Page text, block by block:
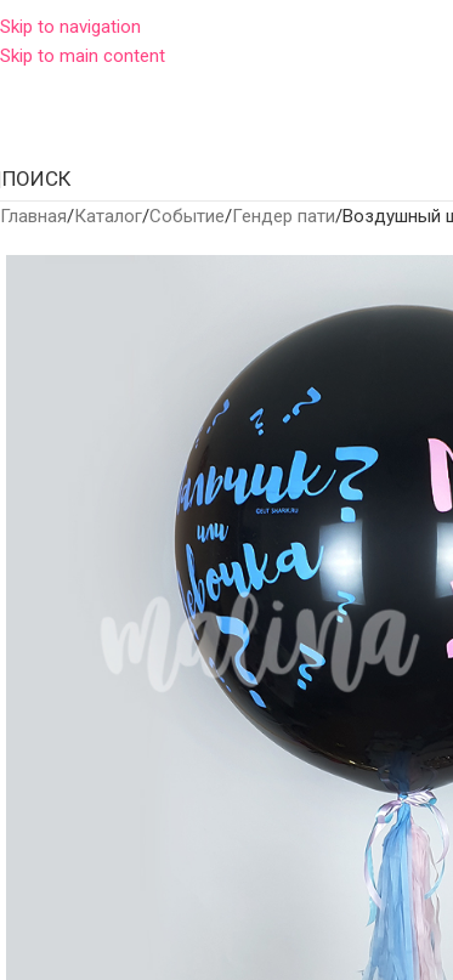
Skip to navigation
Skip to main content
ПОИСК
Главная Каталог Событие Гендер пати Воздушный